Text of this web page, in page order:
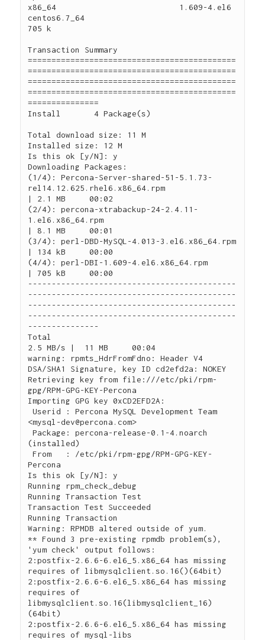
x86_64                          1.609-4.el6
centos6.7_64
705 k
Transaction Summary
============================================
============================================
============================================
============================================
===============
Install       4 Package(s)
Total download size: 11 M
Installed size: 12 M
Is this ok [y/N]: y
Downloading Packages:
(1/4): Percona-Server-shared-51-5.1.73-
rel14.12.625.rhel6.x86_64.rpm
| 2.1 MB     00:02
(2/4): percona-xtrabackup-24-2.4.11-
1.el6.x86_64.rpm
| 8.1 MB     00:01
(3/4): perl-DBD-MySQL-4.013-3.el6.x86_64.rpm
| 134 kB     00:00
(4/4): perl-DBI-1.609-4.el6.x86_64.rpm
| 705 kB     00:00
--------------------------------------------
--------------------------------------------
--------------------------------------------
--------------------------------------------
---------------
Total
2.5 MB/s |  11 MB     00:04
warning: rpmts_HdrFromFdno: Header V4
DSA/SHA1 Signature, key ID cd2efd2a: NOKEY
Retrieving key from file:///etc/pki/rpm-
gpg/RPM-GPG-KEY-Percona
Importing GPG key 0xCD2EFD2A:
Userid : Percona MySQL Development Team
<mysql-dev@percona.com>
Package: percona-release-0.1-4.noarch
(installed)
From   : /etc/pki/rpm-gpg/RPM-GPG-KEY-
Percona
Is this ok [y/N]: y
Running rpm_check_debug
Running Transaction Test
Transaction Test Succeeded
Running Transaction
Warning: RPMDB altered outside of yum.
** Found 3 pre-existing rpmdb problem(s),
'yum check' output follows:
2:postfix-2.6.6-6.el6_5.x86_64 has missing
requires of libmysqlclient.so.16()(64bit)
2:postfix-2.6.6-6.el6_5.x86_64 has missing
requires of
libmysqlclient.so.16(libmysqlclient_16)
(64bit)
2:postfix-2.6.6-6.el6_5.x86_64 has missing
requires of mysql-libs